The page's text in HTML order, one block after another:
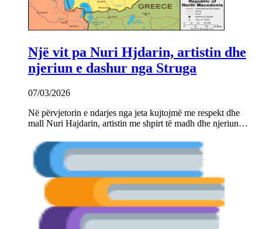
Një vit pa Nuri Hjdarin, artistin dhe
njeriun e dashur nga Struga
07/03/2026
Në përvjetorin e ndarjes nga jeta kujtojmë me respekt dhe
mall Nuri Hajdarin, artistin me shpirt të madh dhe njeriun…